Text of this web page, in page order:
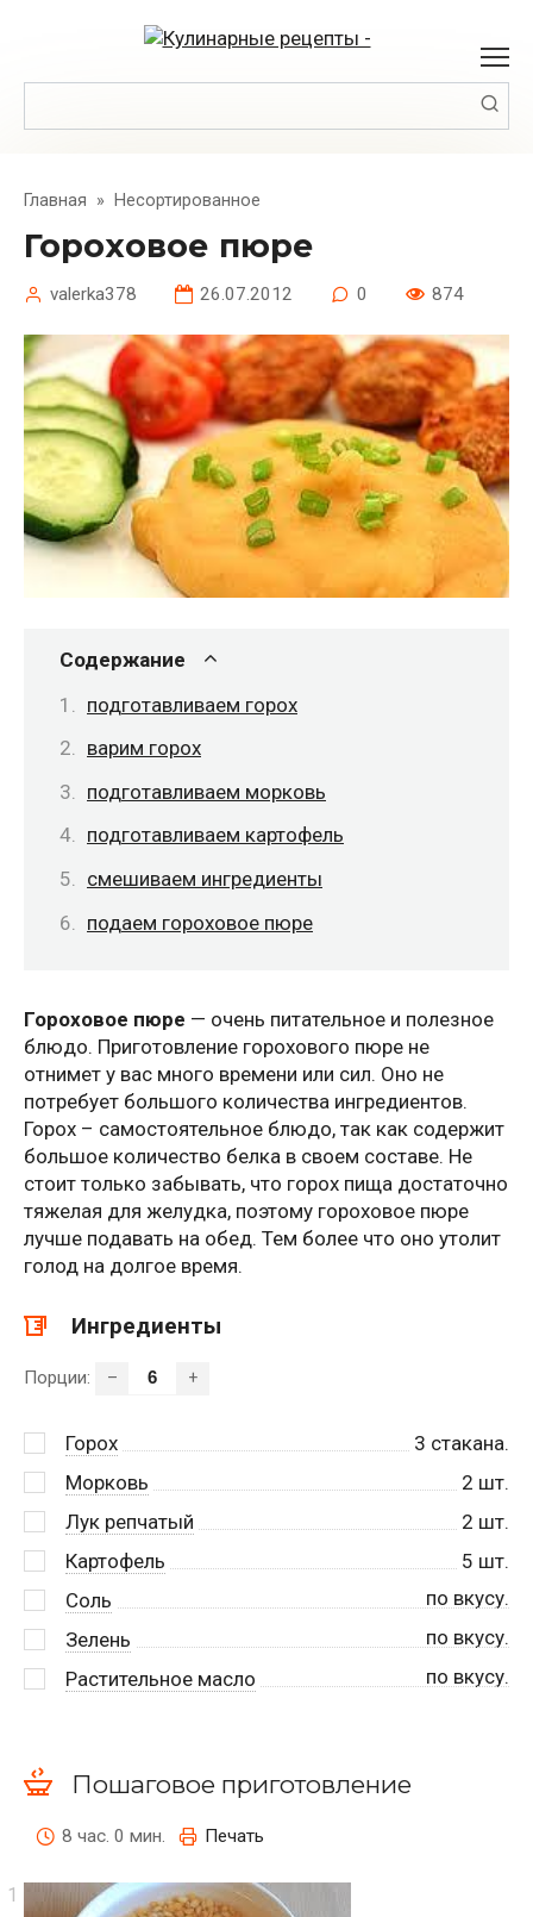
Главная » Несортированное
Гороховое пюре
valerka378 26.07.2012 0 874
Содержание
подготавливаем горох
варим горох
подготавливаем морковь
подготавливаем картофель
смешиваем ингредиенты
подаем гороховое пюре
Гороховое пюре — очень питательное и полезное
блюдо. Приготовление горохового пюре не
отнимет у вас много времени или сил. Оно не
потребует большого количества ингредиентов.
Горох – самостоятельное блюдо, так как содержит
большое количество белка в своем составе. Не
стоит только забывать, что горох пища достаточно
тяжелая для желудка, поэтому гороховое пюре
лучше подавать на обед. Тем более что оно утолит
голод на долгое время.
Ингредиенты
Порции: – +
Горох 3 стакана.
Морковь
2 шт.
Лук репчатый
2 шт.
Картофель
5 шт.
Соль
по вкусу.
Зелень
по вкусу.
Растительное масло
по вкусу.
Пошаговое приготовление
8 час. 0 мин. Печать